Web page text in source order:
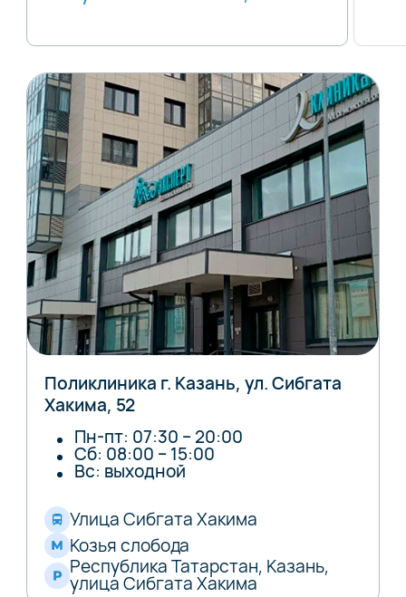
Поликлиника г. Казань, ул. Сибгата
Хакима, 52
Пн-пт: 07:30 – 20:00
Сб: 08:00 – 15:00
Вс: выходной
Улица Сибгата Хакима
Козья слобода
Республика Татарстан, Казань,
улица Сибгата Хакима